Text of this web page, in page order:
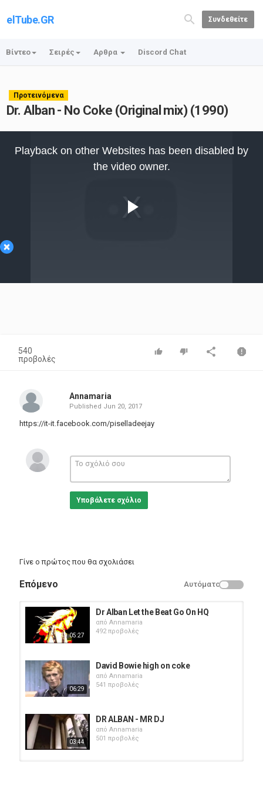
elTube.GR Συνδεθείτε
Βίντεο Σειρές Αρθρα Discord Chat
Προτεινόμενα
Dr. Alban - No Coke (Original mix) (1990)
×
Video
Playback on other Websites has been disabled by
the video owner.
540
προβολές
Annamaria
Published Jun 20, 2017
https://it-it.facebook.com/piselladeejay
Υποβάλετε σχόλιο
Γίνε ο πρώτος που θα σχολιάσει
Επόμενο Αυτόματο
05:27
Dr Alban Let the Beat Go On HQ
από Annamaria
492 προβολές
06:29
David Bowie high on coke
από Annamaria
541 προβολές
03:44
DR ALBAN - MR DJ
από Annamaria
501 προβολές